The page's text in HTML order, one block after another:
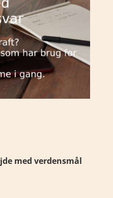
med verdensmål